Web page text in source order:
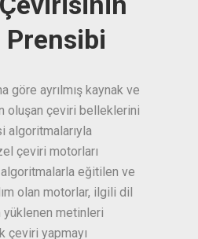
Prensibi
göre ayrılmış kaynak ve
oluşan çeviri belleklerini
algoritmalarıyla
çeviri motorları
eğitilen ve
olan motorlar, ilgili dil
metinleri
çeviri yapmayı